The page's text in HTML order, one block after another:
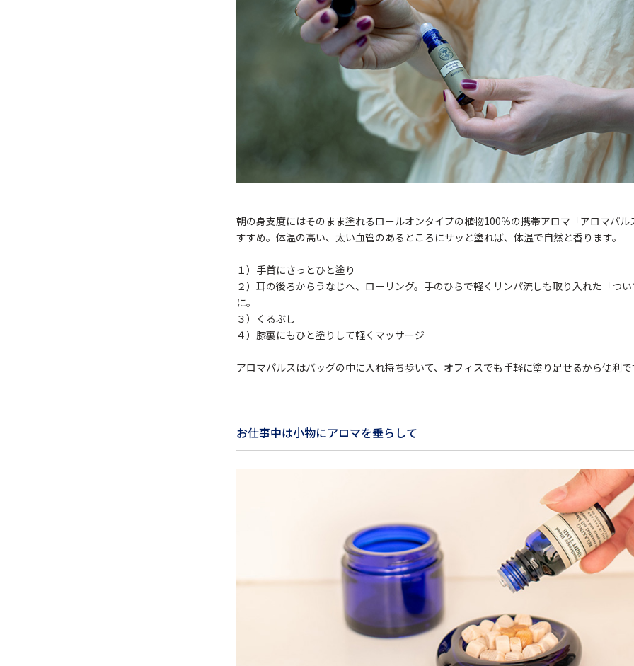
朝の身支度にはそのまま塗れるロールオンタイプの植物100％の携帯アロマ「アロマパル
すすめ。体温の高い、太い血管のあるところにサッと塗れば、体温で自然と香ります。
１）手首にさっとひと塗り
２）耳の後ろからうなじへ、ローリング。手のひらで軽くリンパ流しも取り入れた「つ
に。
３）くるぶし
４）膝裏にもひと塗りして軽くマッサージ
アロマパルスはバッグの中に入れ持ち歩いて、オフィスでも手軽に塗り足せるから便利
お仕事中は小物にアロマを垂らして